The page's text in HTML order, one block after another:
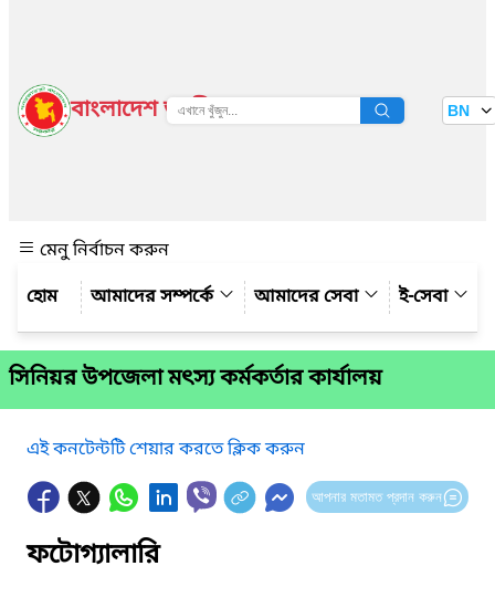
বাংলাদেশ জাতীয় তথ্য বাতায়ন BN
মেনু নির্বাচন করুন
আমাদের সম্পর্কে
আমাদের সেবা ই-সেবা
সিনিয়র উপজেলা মৎস্য কর্মকর্তার কার্যালয়
এই কনটেন্টটি শেয়ার করতে ক্লিক করুন
আপনার মতামত প্রদান করুন
ফটোগ্যালারি